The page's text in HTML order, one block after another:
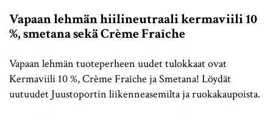
Vapaan lehmän hiilineutraali kermaviili 10
%, smetana sekä Crème Fraîche
Vapaan lehmän tuoteperheen uudet tulokkaat ovat
Kermaviili 10 %, Crème Fraîche ja Smetana! Löydät
uutuudet Juustoportin liikenneasemilta ja ruokakaupoista.